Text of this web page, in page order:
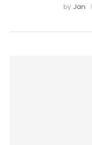
by Jan